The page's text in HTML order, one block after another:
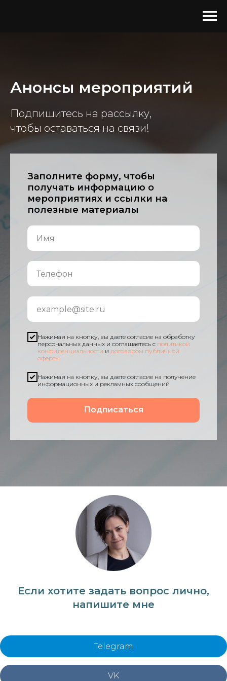
Анонсы мероприятий
Подпишитесь на рассылку,
чтобы оставаться на связи!
Заполните форму, чтобы
получать информацию о
мероприятиях и ссылки на
полезные материалы
Нажимая на кнопку, вы даете согласие на обработку
персональных данных и соглашаетесь c политикой
конфиденциальности и договором публичной
оферты
Нажимая на кнопку, вы даете согласие на получение
информационных и рекламных сообщений
Подписаться
Если хотите задать вопрос лично,
напишите мне
Telegram
VK